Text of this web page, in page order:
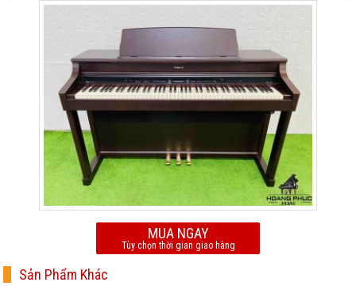
MUA NGAY
Tùy chọn thời gian giao hàng
Sản Phẩm Khác